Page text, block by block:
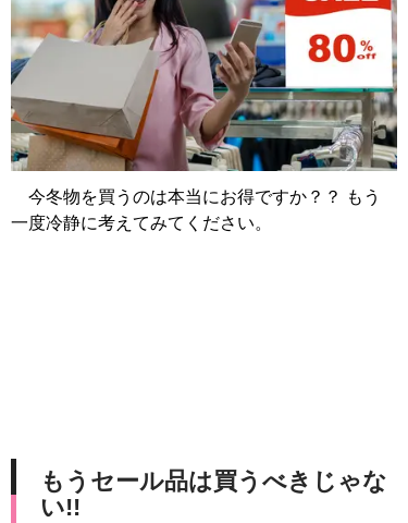
今冬物を買うのは本当にお得ですか？？ もう
一度冷静に考えてみてください。
もうセール品は買うべきじゃな
い!!